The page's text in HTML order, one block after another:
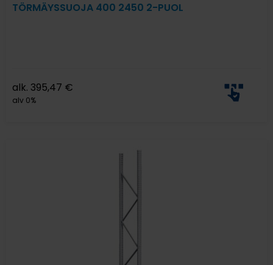
TÖRMÄYSSUOJA 400 2450 2-PUOL
alk. 395,47 €
alv 0%